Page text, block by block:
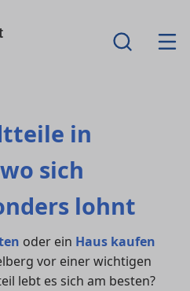
in
sich
lohnt
oder ein Haus kaufen
vor einer wichtigen
lebt es sich am besten?